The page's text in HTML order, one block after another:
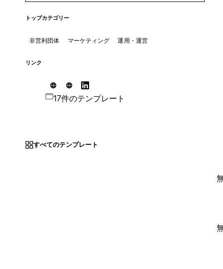
トップカテゴリー
非営利団体 マーケティング 運用・運営
リンク
17件のテンプレート
すべてのテンプレート